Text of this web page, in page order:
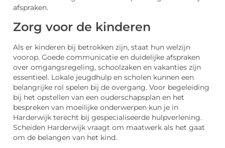
afspraken.
Zorg voor de kinderen
Als er kinderen bij betrokken zijn, staat hun welzijn
voorop. Goede communicatie en duidelijke afspraken
over omgangsregeling, schoolzaken en vakanties zijn
essentieel. Lokale jeugdhulp en scholen kunnen een
belangrijke rol spelen bij de overgang. Voor begeleiding
bij het opstellen van een ouderschapsplan en het
bespreken van moeilijke onderwerpen kun je in
Harderwijk terecht bij gespecialiseerde hulpverlening.
Scheiden Harderwijk vraagt om maatwerk als het gaat
om de belangen van het kind.